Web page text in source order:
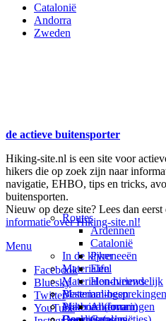
Catalonië
Andorra
Zweden
de actieve buitensporter
Hiking-site.nl is een site voor
hikers die op zoek zijn naar
navigatie, EHBO, tips en tricks,
buitensporten.
Nieuw op deze site? Lees dan eerst
informatie over Hiking-site.nl!
Menu
Facebook
Bluesky
Twitter
YouTubePrikbord (forum)
In de kijker
Materialen
Materialen-nieuws
Materiaal-besprekingen
Materiaal-ervaringen
Routes
Ardennen
Catalonië
Pyreneeën
Eifel
Hondvriendelijk
Bestemmingen
Andorra